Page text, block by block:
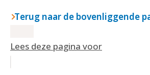
Terug naar de bovenliggende
Lees deze pagina voor